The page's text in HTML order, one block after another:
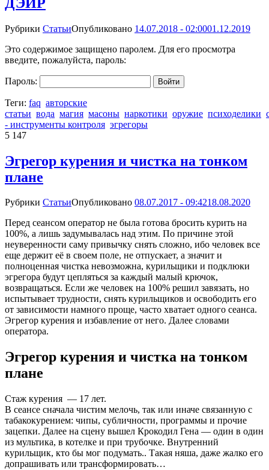
Рубрики СтатьиОпубликовано 14.07.2018 - 02:0001.12.2019
Это содержимое защищено паролем. Для его просмотра
введите, пожалуйста, пароль:
Пароль:
Теги: faq авторские
статьи вода магия масоны наркотики оружие психоделики
- инструменты контроля эгрегоры
5 147
Эгрегор курения и чистка на тонком
плане
Рубрики СтатьиОпубликовано 08.07.2017 - 09:4218.08.2020
Перед сеансом оператор не была готова бросить курить на
100%, а лишь задумывалась над этим. По причине этой
неуверенности саму привычку снять сложно, ибо человек все
еще держит её в своем поле, не отпускает, а значит и
полноценная чистка невозможна, курильщики и подклюки
эгрегора будут цепляться за каждый малый крючок,
возвращаться. Если же человек на 100% решил завязать, но
испытывает трудности, снять курильщиков и освободить его
от зависимости намного проще, часто хватает одного сеанса.
Эгрегор курения и избавление от него. Далее словами
оператора.
Эгрегор курения и чистка на тонком
плане
Стаж курения — 17 лет.
В сеансе сначала чистим мелочь, так или иначе связанную с
табакокурением: чипы, субличности, программы и прочие
зацепки. Далее на сцену вышел Крокодил Гена — один в один
из мультика, в котелке и при трубочке. Внутренний
курильщик, кто бы мог подумать.. Такая няша, даже жалко его
допрашивать или трансформировать…